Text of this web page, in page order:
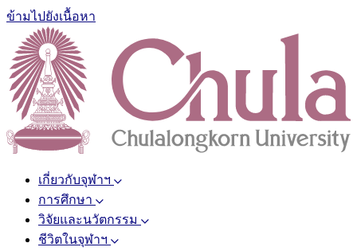
ข้ามไปยังเนื้อหา
เกี่ยวกับจุฬาฯ
การศึกษา
วิจัยและนวัตกรรม
ชีวิตในจุฬาฯ